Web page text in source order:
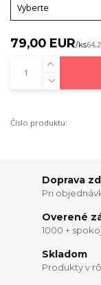
79,00 EUR/ks
Číslo produktu:
Doprava
Pri
Overené
1000 +
Skladom
Produkty v